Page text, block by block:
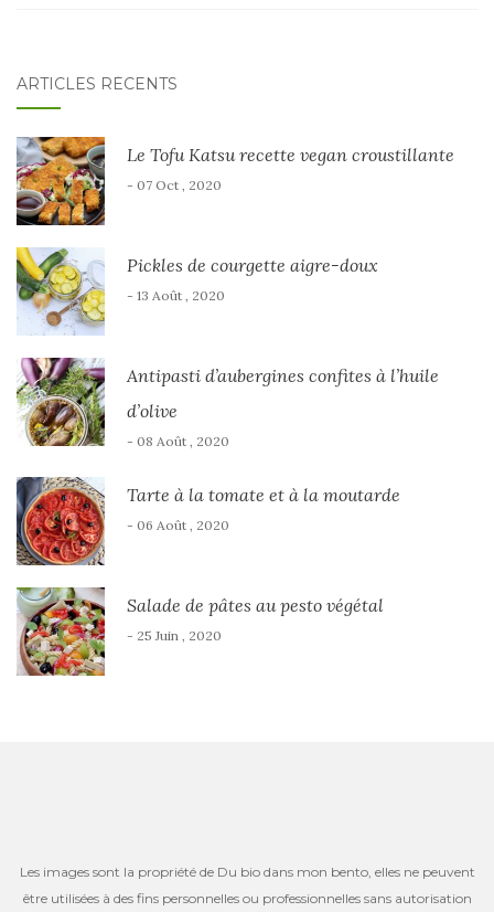
ARTICLES RÉCENTS
Le Tofu Katsu recette vegan croustillante
- 07 Oct , 2020
Pickles de courgette aigre-doux
- 13 Août , 2020
Antipasti d’aubergines confites à l’huile
d’olive
- 08 Août , 2020
Tarte à la tomate et à la moutarde
- 06 Août , 2020
Salade de pâtes au pesto végétal
- 25 Juin , 2020
Les images sont la propriété de Du bio dans mon bento, elles ne peuvent
être utilisées à des fins personnelles ou professionnelles sans autorisation